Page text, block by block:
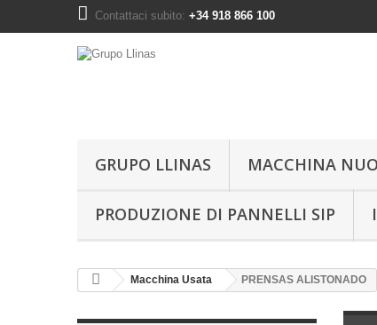
Contattaci subito: +34 918 866 100
GRUPO LLINAS MACCHINA
PRODUZIONE DI PANNELLI SIP
Macchina Usata PRENSAS ALISTONADO